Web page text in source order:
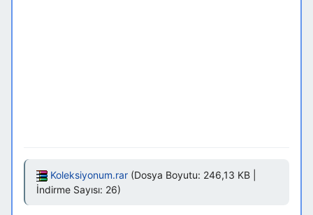
Koleksiyonum.rar(Dosya Boyutu: 246,13 KB |
İndirme Sayısı: 26)